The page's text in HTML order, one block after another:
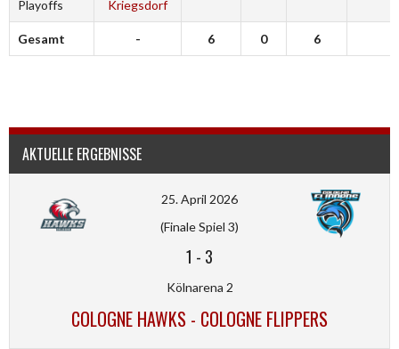
Playoffs Kriegsdorf
Gesamt - 6 0 6
AKTUELLE ERGEBNISSE
25. April 2026
(Finale Spiel 3)
1 - 3
Kölnarena 2
COLOGNE HAWKS - COLOGNE FLIPPERS